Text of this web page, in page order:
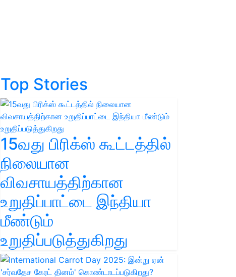
Top Stories
15வது பிரிக்ஸ் கூட்டத்தில்
நிலையான
விவசாயத்திற்கான
உறுதிப்பாட்டை இந்தியா
மீண்டும்
உறுதிப்படுத்துகிறது